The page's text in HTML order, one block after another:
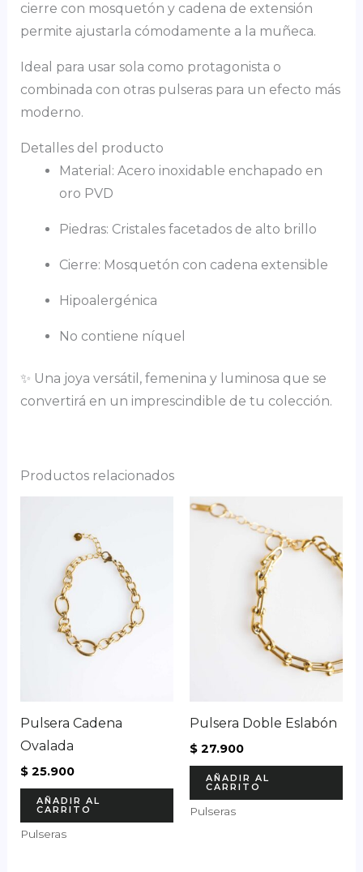
cierre con mosquetón y cadena de extensión
permite ajustarla cómodamente a la muñeca.
Ideal para usar sola como protagonista o
combinada con otras pulseras para un efecto más
moderno.
Detalles del producto
Material: Acero inoxidable enchapado en
oro PVD
Piedras: Cristales facetados de alto brillo
Cierre: Mosquetón con cadena extensible
Hipoalergénica
No contiene níquel
✨ Una joya versátil, femenina y luminosa que se
convertirá en un imprescindible de tu colección.
Productos relacionados
Pulsera Cadena
Ovalada
$25.900
AÑADIR AL
CARRITO
Pulseras
Pulsera Doble Eslabón
$ 27.900
AÑADIR AL
CARRITO
Pulseras